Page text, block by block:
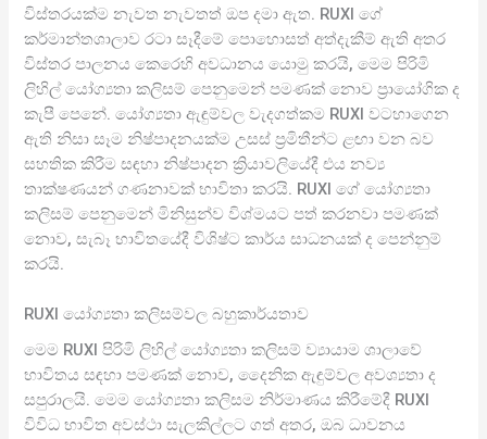
විස්තරයක්ම නැවත නැවතත් ඔප දමා ඇත. RUXI ගේ
කර්මාන්තශාලාව රටා සෑදීමේ පොහොසත් අත්දැකීම් ඇති අතර
විස්තර පාලනය කෙරෙහි අවධානය යොමු කරයි, මෙම පිරිමි
ලිහිල් යෝග්‍යතා කලිසම් පෙනුමෙන් පමණක් නොව ප්‍රායෝගික ද
කැපී පෙනේ. යෝග්‍යතා ඇඳුම්වල වැදගත්කම RUXI වටහාගෙන
ඇති නිසා සෑම නිෂ්පාදනයක්ම උසස් ප්‍රමිතීන්ට ළඟා වන බව
සහතික කිරීම සඳහා නිෂ්පාදන ක්‍රියාවලියේදී එය නව්‍ය
තාක්ෂණයන් ගණනාවක් භාවිතා කරයි. RUXI ගේ යෝග්‍යතා
කලිසම් පෙනුමෙන් මිනිසුන්ව විශ්මයට පත් කරනවා පමණක්
නොව, සැබෑ භාවිතයේදී විශිෂ්ට කාර්ය සාධනයක් ද පෙන්නුම්
කරයි.
RUXI යෝග්‍යතා කලිසම්වල බහුකාර්යතාව
මෙම RUXI පිරිමි ලිහිල් යෝග්‍යතා කලිසම් ව්‍යායාම ශාලාවේ
භාවිතය සඳහා පමණක් නොව, දෛනික ඇඳුම්වල අවශ්‍යතා ද
සපුරාලයි. මෙම යෝග්‍යතා කලිසම නිර්මාණය කිරීමේදී RUXI
විවිධ භාවිත අවස්ථා සැලකිල්ලට ගත් අතර, ඔබ ධාවනය